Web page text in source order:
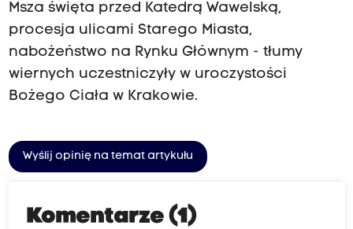
Msza święta przed Katedrą Wawelską,
procesja ulicami Starego Miasta,
nabożeństwo na Rynku Głównym - tłumy
wiernych uczestniczyły w uroczystości
Bożego Ciała w Krakowie.
Wyślij opinię na temat artykułu
Komentarze (1)